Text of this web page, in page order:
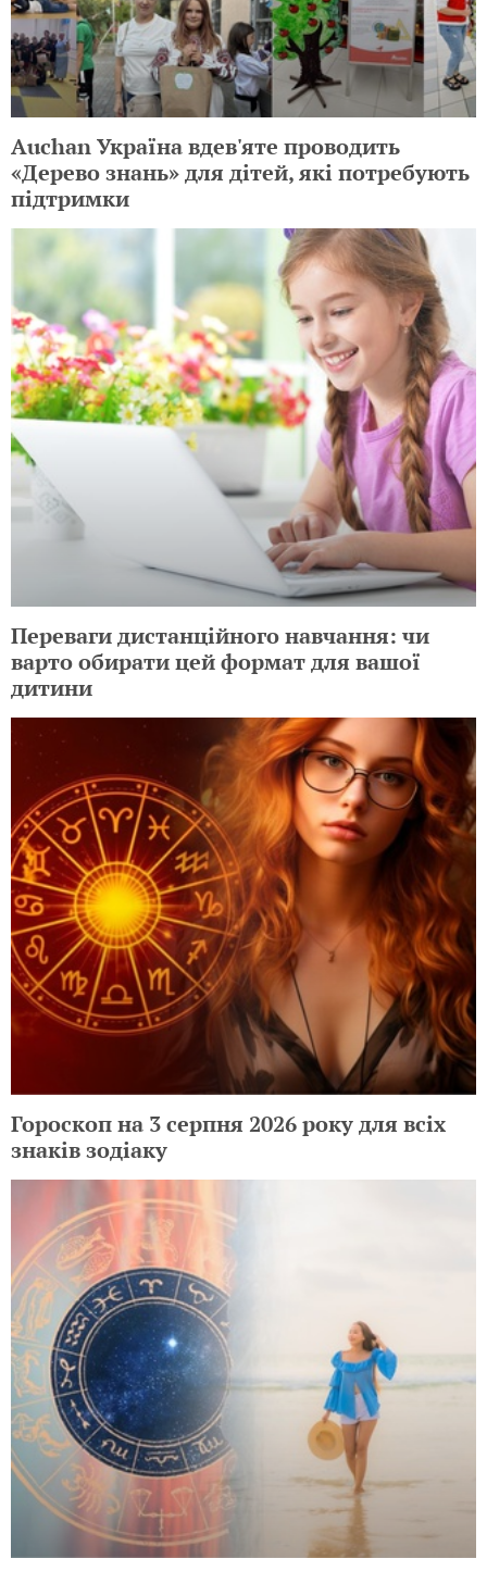
Auchan Україна вдев'яте проводить
«Дерево знань» для дітей, які потребують
підтримки
Переваги дистанційного навчання: чи
варто обирати цей формат для вашої
дитини
Гороскоп на 3 серпня 2026 року для всіх
знаків зодіаку